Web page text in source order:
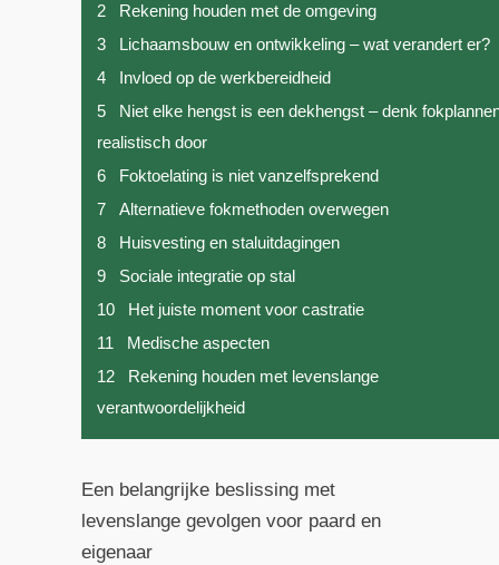
2
Rekening houden met de omgeving
3
Lichaamsbouw en ontwikkeling – wat verandert er?
4
Invloed op de werkbereidheid
5
Niet elke hengst is een dekhengst – denk
realistisch door
6
Foktoelating is niet vanzelfsprekend
7
Alternatieve fokmethoden overwegen
8
Huisvesting en staluitdagingen
9
Sociale integratie op stal
10
Het juiste moment voor castratie
11
Medische aspecten
12
Rekening houden met levenslange
verantwoordelijkheid
Een belangrijke beslissing met
levenslange gevolgen voor paard en
eigenaar